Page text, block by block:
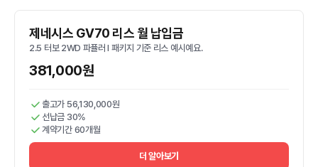
제네시스 GV70 리스 월 납입금
2.5 터보 2WD 파퓰러 I 패키지 기준 리스 예시예요.
381,000원
출고가 56,130,000원
선납금 30%
계약기간 60개월
더 알아보기